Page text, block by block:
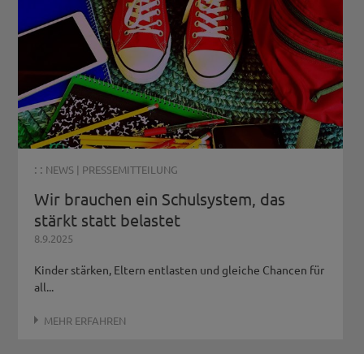
: : NEWS | PRESSEMITTEILUNG
Wir brauchen ein Schulsystem, das
stärkt statt belastet
8.9.2025
Kinder stärken, Eltern entlasten und gleiche Chancen für
all...
MEHR ERFAHREN